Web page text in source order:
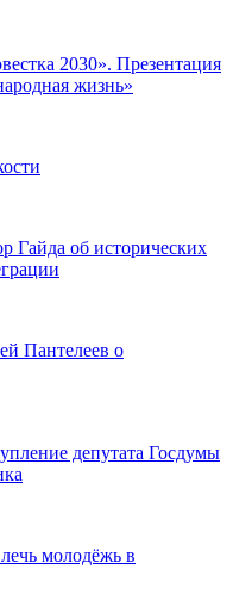
2030». Презентация
жизнь»
Гайда об исторических
Пантелеев о
депутата Госдумы
молодёжь в